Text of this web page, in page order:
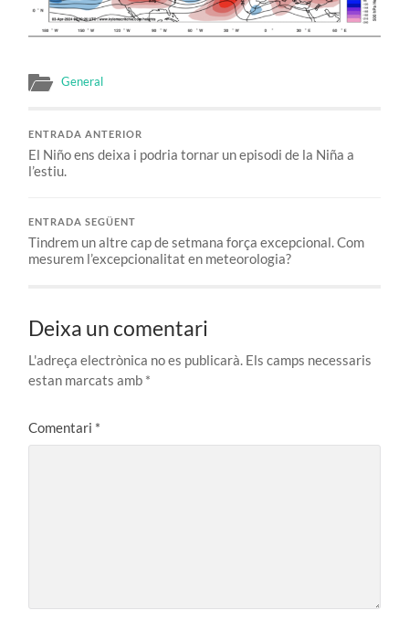
General
ENTRADA ANTERIOR
El Niño ens deixa i podria tornar un episodi de la Niña a
l’estiu.
ENTRADA SEGÜENT
Tindrem un altre cap de setmana força excepcional. Com
mesurem l’excepcionalitat en meteorologia?
Deixa un comentari
L'adreça electrònica no es publicarà. Els camps necessaris
estan marcats amb *
Comentari *